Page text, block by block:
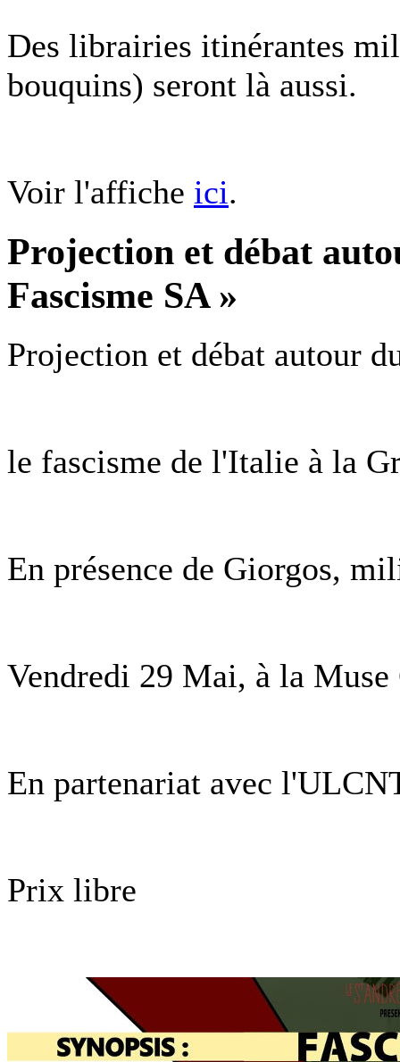
Des librairies itinérantes
bouquins) seront là aussi.
Voir l'affiche ici.
Projection et débat
Fascisme SA »
Projection et débat autour
le fascisme de l'Italie à la
En présence de Giorgos,
Vendredi 29 Mai, à la
En partenariat avec
Prix libre